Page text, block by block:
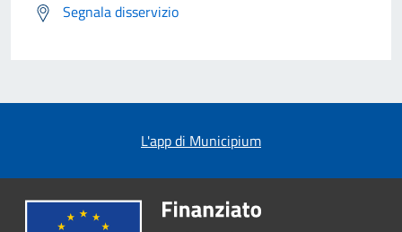
Segnala disservizio
L'app di Municipium